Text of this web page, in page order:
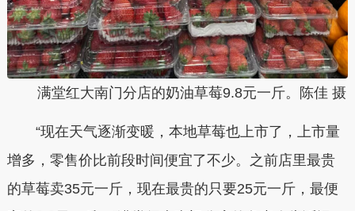
满堂红大南门分店的奶油草莓9.8元一斤。陈佳 摄
“现在天气逐渐变暖，本地草莓也上市了，上市量
增多，零售价比前段时间便宜了不少。之前店里最贵
的草莓卖35元一斤，现在最贵的只要25元一斤，最便